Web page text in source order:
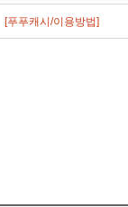
[푸푸캐시/이용방법]